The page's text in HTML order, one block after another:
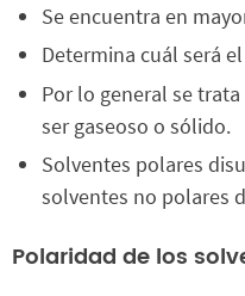
Se encuentra en
Determina cuál será
Por lo general se
ser gaseoso o sólido.
Solventes polares
solventes no polares
Polaridad de los